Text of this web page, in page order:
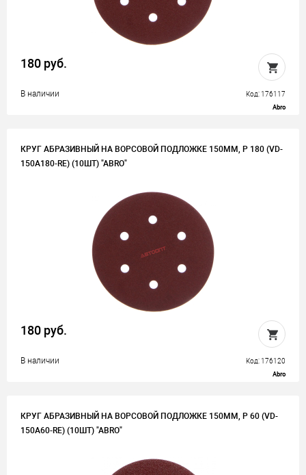
180 руб.
В наличии Код: 176117
Abro
КРУГ АБРАЗИВНЫЙ НА ВОРСОВОЙ ПОДЛОЖКЕ 150ММ, P 180 (VD-
150A180-RE) (10ШТ) "ABRO"
180 руб.
В наличии Код: 176120
Abro
КРУГ АБРАЗИВНЫЙ НА ВОРСОВОЙ ПОДЛОЖКЕ 150ММ, P 60 (VD-
150A60-RE) (10ШТ) "ABRO"